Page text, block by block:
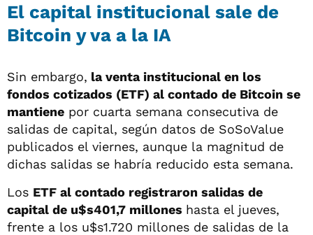
El capital institucional sale de
Bitcoin y va a la IA
Sin embargo, la venta institucional en los
fondos cotizados (ETF) al contado de Bitcoin se
mantiene por cuarta semana consecutiva de
salidas de capital, según datos de SoSoValue
publicados el viernes, aunque la magnitud de
dichas salidas se habría reducido esta semana.
Los ETF al contado registraron salidas de
capital de u$s401,7 millones hasta el jueves,
frente a los u$s1.720 millones de salidas de la